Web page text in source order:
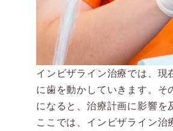
インビザライン治療では、現
に歯を動かしていきます。
になると、治療計画に影響を
ここでは、インビザライン治